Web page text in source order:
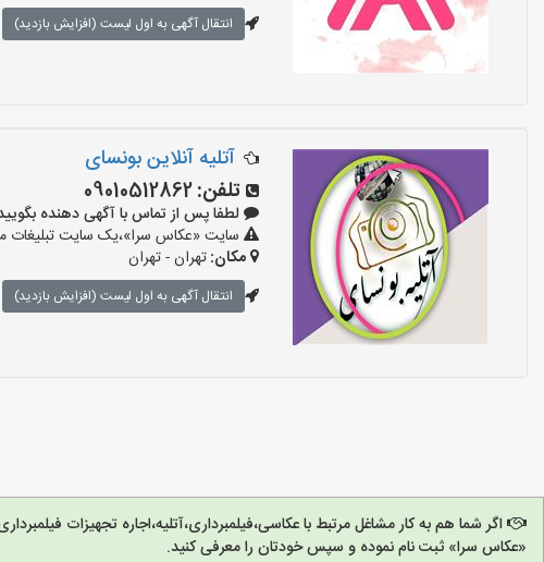
انتقال آگهی به اول لیست (افزایش بازدید)
آتلیه آنلاین بونسای
تلفن:09010512862
لطفا پس از تماس با آگهی دهنده بگویید:
سایت «عکاس سرا»،یک سایت تبلیغات
مکان:تهران - تهران
انتقال آگهی به اول لیست (افزایش بازدید)
اگر شما هم به کار مشاغل مرتبط با عکاسی،فیلمبرداری،آتلیه،اجاره تجهیزات
«عکاس سرا» ثبت نام نموده و سپس خودتان را معرفی کنید.